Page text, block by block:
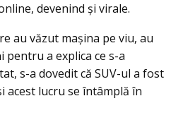
devenind şi virale.
au văzut mașina pe viu, au
a explica ce s-a
s-a dovedit că SUV-ul a fost
acest lucru se întâmplă în